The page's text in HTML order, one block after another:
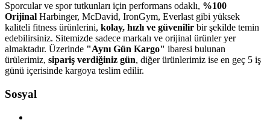
Sporcular ve spor tutkunları için performans odaklı, %100
Orijinal Harbinger, McDavid, IronGym, Everlast gibi yüksek
kaliteli fitness ürünlerini, kolay, hızlı ve güvenilir bir şekilde temin
edebilirsiniz. Sitemizde sadece markalı ve orijinal ürünler yer
almaktadır. Üzerinde "Aynı Gün Kargo" ibaresi bulunan
ürülerimiz, sipariş verdiğiniz gün, diğer ürünlerimiz ise en geç 5 iş
günü içerisinde kargoya teslim edilir.
Sosyal